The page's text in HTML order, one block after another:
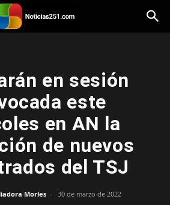
en sesión
este
en AN la
de nuevos
del TSJ
Morles - 30 de marzo de 2022